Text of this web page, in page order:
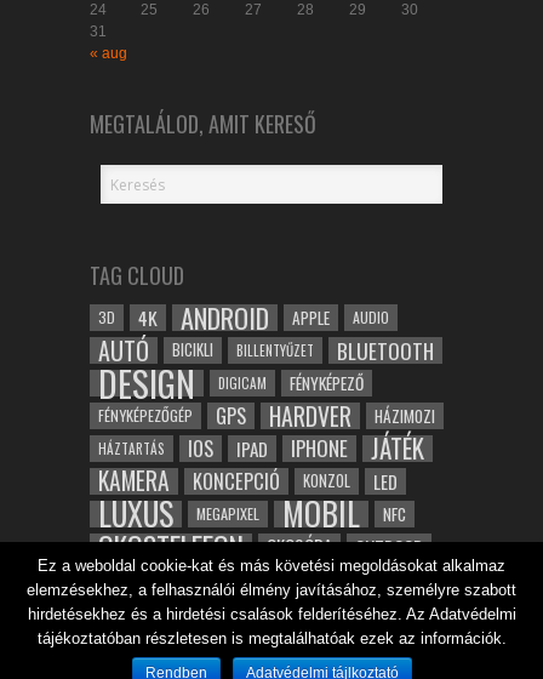
24
25 26 27 28 29
30
31
« aug
MEGTALÁLOD, AMIT KERESŐ
TAG CLOUD
3D 4K ANDROID APPLE AUDIO
AUTÓ BICIKLI BILLENTYŰZET BLUETOOTH
DESIGN DIGICAM FÉNYKÉPEZŐ
FÉNYKÉPEZŐGÉP GPS HARDVER HÁZIMOZI
HÁZTARTÁS IOS IPAD IPHONE JÁTÉK
KAMERA KONCEPCIÓ KONZOL LED
LUXUS MEGAPIXEL MOBIL NFC
OKOSTELEFON OKOSÓRA OUTDOOR
ROBOT SAMSUNG SPORT TABLET
TESZT VIDEÓ VÍZÁLLÓ WIFI ZENE ZÖLD
ÉPÍTÉSZET ÉRINTŐKÉPERNYŐ ÓRA
Ez a weboldal cookie-kat és más követési megoldásokat alkalmaz
elemzésekhez, a felhasználói élmény javításához, személyre szabott
hirdetésekhez és a hirdetési csalások felderítéséhez. Az Adatvédelmi
tájékoztatóban részletesen is megtalálhatóak ezek az információk.
Rendben Adatvédelmi tájlkoztató